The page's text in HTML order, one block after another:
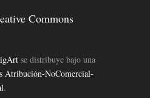
Commons
se distribuye bajo una
Atribución-NoComercial-
.